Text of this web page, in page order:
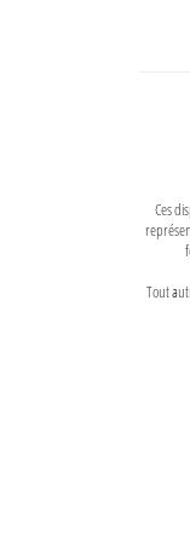
Ces
Tout